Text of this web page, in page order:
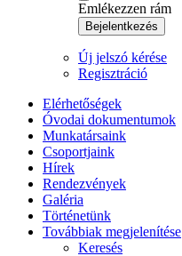
Emlékezzen rám
Bejelentkezés
Új jelszó kérése
Regisztráció
Elérhetőségek
Óvodai dokumentumok
Munkatársaink
Csoportjaink
Hírek
Rendezvények
Galéria
Történetünk
Továbbiak megjelenítése
Keresés